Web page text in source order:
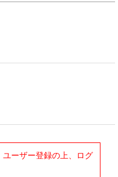
ーザー登録の上、ログ